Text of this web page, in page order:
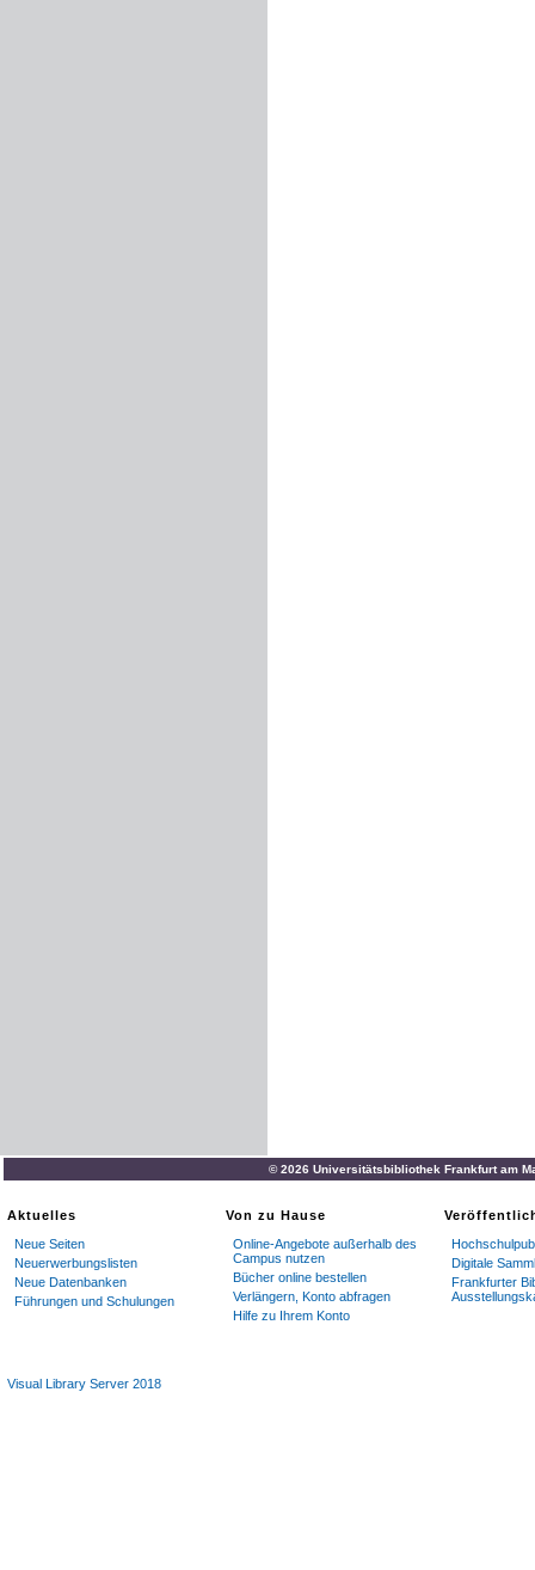
© 2026 Universitätsbibliothek Frankfurt am
Aktuelles
Neue Seiten
Neuerwerbungslisten
Neue Datenbanken
Führungen und Schulungen
Von zu Hause
Online-Angebote außerhalb des
Campus nutzen
Bücher online bestellen
Verlängern, Konto abfragen
Hilfe zu Ihrem Konto
Digitale
Frankfurter
Visual Library Server 2018